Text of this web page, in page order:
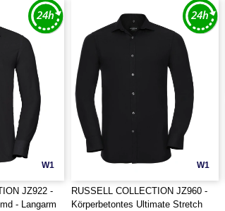
W1
JZ922 -
- Langarm
W1
RUSSELL COLLECTION JZ960 -
Körperbetontes Ultimate Stretch